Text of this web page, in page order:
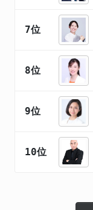
7位
8位
9位
10位